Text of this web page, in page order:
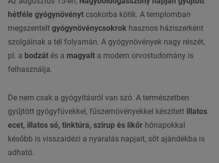
hétféle gyógynövényt csokorba kötik. A templomban
megszentelt gyógynövénycsokrok hasznos háziszerként
szolgálnak a tél folyamán. A gyógynövények nagy részét,
pl. a bodzát és a magyalt a modern orvostudomány is
felhasználja.
De nem csak a gyógyításról van szó. A természetben
gyűjtött gyógyfüvekkel, fűszernövényekkel készített illatos
ecet, illatos só, tinktúra, szirup és likőr hónapokkal
később is visszaidézi a nyaralás napjait, sőt ajándékba is
adható.